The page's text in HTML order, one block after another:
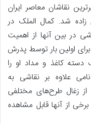
نقاشان معاصر ایران
کاشان زاده شد. کمال الملک در
در بین آنها از اهمیت
برای اولین بار توسط پدرش
کاغذ و مداد او را
علاوه بر نقاشی به
زغال طرح‌های مختلفی
از آنها قابل مشاهده